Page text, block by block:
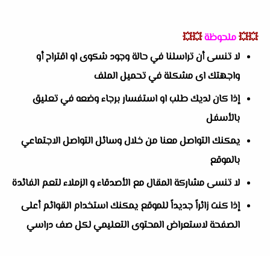
💥💥ملحوظة💥💥
لا تنسى أن تراسلنا في حالة وجود شكوى او اقتراح أو
واجهتك اى مشكلة في تحميل الملف
إذا كان لديك طلب او استفسار برجاء وضعه في تعليق
بالأسفل
يمكنك التواصل معنا من خلال وسائل التواصل الاجتماعي
بالموقع
لا تنسى مشاركة المقال مع الأصدقاء و الزملاء لتعم الفائدة
إذا كنت زائراً جديداً للموقع يمكنك استخدام القوائم أعلى
الصفحة لاستعراض المحتوى التعليمي لكل صف دراسي